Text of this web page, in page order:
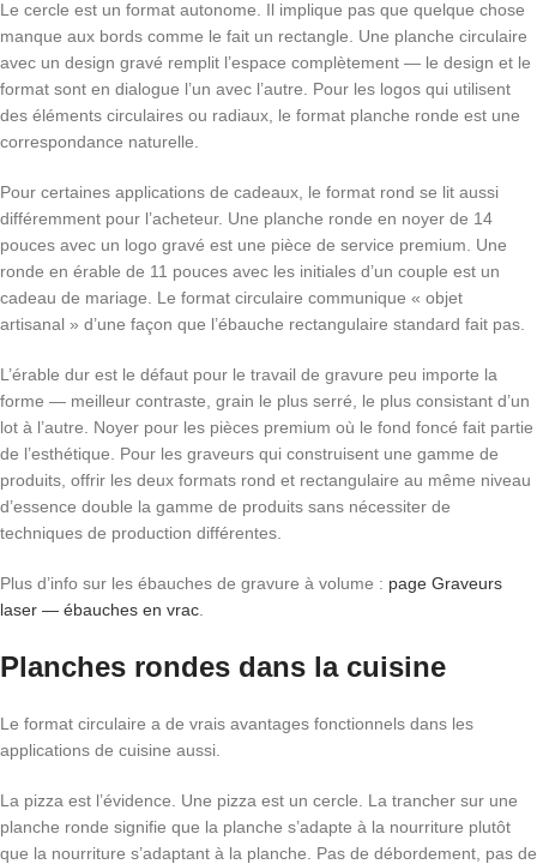
Le cercle est un format autonome. Il implique pas que quelque chose
manque aux bords comme le fait un rectangle. Une planche circulaire
avec un design gravé remplit l’espace complètement — le design et le
format sont en dialogue l’un avec l’autre. Pour les logos qui utilisent
des éléments circulaires ou radiaux, le format planche ronde est une
correspondance naturelle.
Pour certaines applications de cadeaux, le format rond se lit aussi
différemment pour l’acheteur. Une planche ronde en noyer de 14
pouces avec un logo gravé est une pièce de service premium. Une
ronde en érable de 11 pouces avec les initiales d’un couple est un
cadeau de mariage. Le format circulaire communique « objet
artisanal » d’une façon que l’ébauche rectangulaire standard fait pas.
L’érable dur est le défaut pour le travail de gravure peu importe la
forme — meilleur contraste, grain le plus serré, le plus consistant d’un
lot à l’autre. Noyer pour les pièces premium où le fond foncé fait partie
de l’esthétique. Pour les graveurs qui construisent une gamme de
produits, offrir les deux formats rond et rectangulaire au même niveau
d’essence double la gamme de produits sans nécessiter de
techniques de production différentes.
Plus d’info sur les ébauches de gravure à volume : page Graveurs
laser — ébauches en vrac
Planches rondes dans la cuisine
Le format circulaire a de vrais avantages fonctionnels dans les
applications de cuisine aussi.
La pizza est l’évidence. Une pizza est un cercle. La trancher sur une
planche ronde signifie que la planche s’adapte à la nourriture plutôt
que la nourriture s’adaptant à la planche. Pas de débordement, pas de